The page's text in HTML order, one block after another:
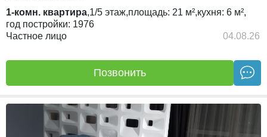
1-комн. квартира,1/5 этаж,площадь: 21 м²,кухня: 6 м²,
год постройки: 1976
Частное лицо
04.08.26
Позвонить